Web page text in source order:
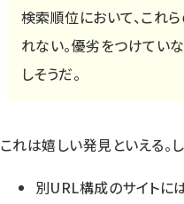
検索順位において、これ
れない。優劣をつけてい
しそうだ。
これは嬉しい発見といえる。
別URL構成のサイトに